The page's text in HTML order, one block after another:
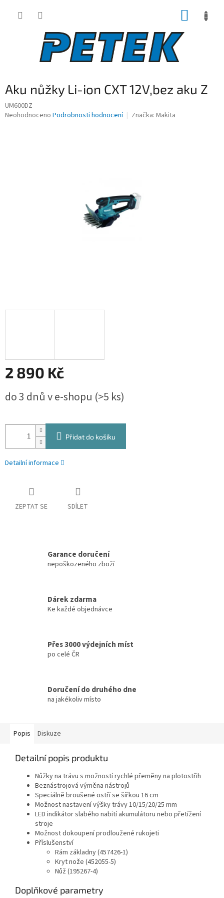
Aku nůžky Li-ion CXT 12V,bez aku Z
UM600DZ
Průměrné
Neohodnoceno Podrobnosti hodnocení Značka: Makita
2 890 Kč
cena:
do 3 dnů v e-shopu (>5 ks)
Přidat do košíku
Detailní informace
ZEPTAT SE SDÍLET
Garance doručení
nepoškozeného zboží
Dárek zdarma
Ke každé objednávce
Přes 3000 výdejních míst
po celé ČR
Doručení do druhého dne
na jakékoliv místo
Popis Diskuze
Detailní popis produktu
Nůžky na trávu s možností rychlé přeměny na plotostřih
Beznástrojová výměna nástrojů
Speciálně broušené ostří se šířkou 16 cm
Možnost nastavení výšky trávy 10/15/20/25 mm
LED indikátor slabého nabití akumulátoru nebo přetížení
stroje
Možnost dokoupení prodloužené rukojeti
Příslušenství
Rám základny (457426-1)
Kryt nože (452055-5)
Nůž (195267-4)
Doplňkové parametry